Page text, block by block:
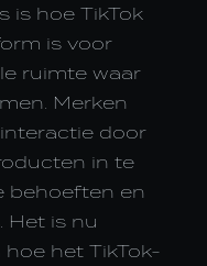
is hoe TikTok
is voor
ruimte waar
Merken
door
in te
behoeften en
Het is nu
het TikTok-